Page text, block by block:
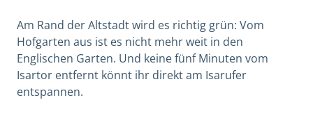
Am Rand der Altstadt wird es richtig grün: Vom
Hofgarten aus ist es nicht mehr weit in den
Englischen Garten. Und keine fünf Minuten vom
Isartor entfernt könnt ihr direkt am Isarufer
entspannen.